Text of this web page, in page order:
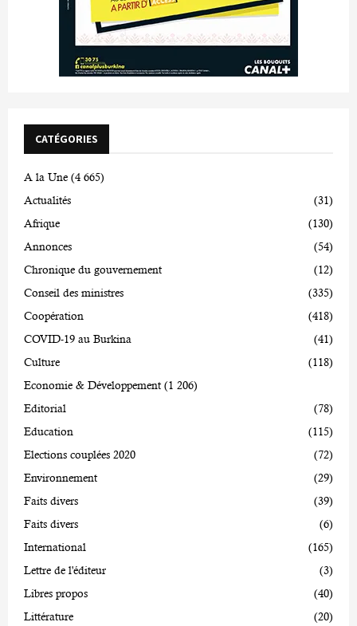
CATÉGORIES
A la Une (4 665)
Actualités
(31)
Afrique
(130)
Annonces
(54)
Chronique du gouvernement
(12)
Conseil des ministres
(335)
Coopération
(418)
COVID-19 au Burkina
(41)
Culture
(118)
Economie & Développement (1 206)
Editorial
(78)
Education
(115)
Elections couplées 2020
(72)
Environnement
(29)
Faits divers
(39)
Faits divers
(6)
International
(165)
Lettre de l'éditeur
(3)
Libres propos
(40)
Littérature
(20)